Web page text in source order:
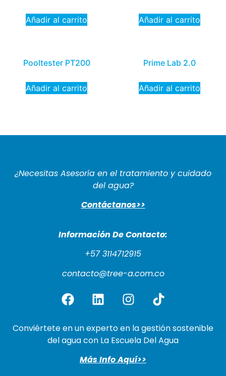
Añadir al carrito Añadir al carrito
Pooltester PT200
Añadir al carrito
Prime Lab 2.0
Añadir al carrito
¿Necesitas Asesoría en el tratamiento y cuidado
del agua?
Contáctanos>>
Información De Contacto:
+57 3114712915
contacto@tree-a.com.co
Conviértete en un experto en la gestión sostenible
del agua con La Escuela Del Agua
Más Info Aquí>>